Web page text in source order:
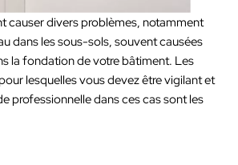
causer divers problèmes, notamment
dans les sous-sols, souvent causées
la fondation de votre bâtiment. Les
lesquelles vous devez être vigilant et
professionnelle dans ces cas sont les